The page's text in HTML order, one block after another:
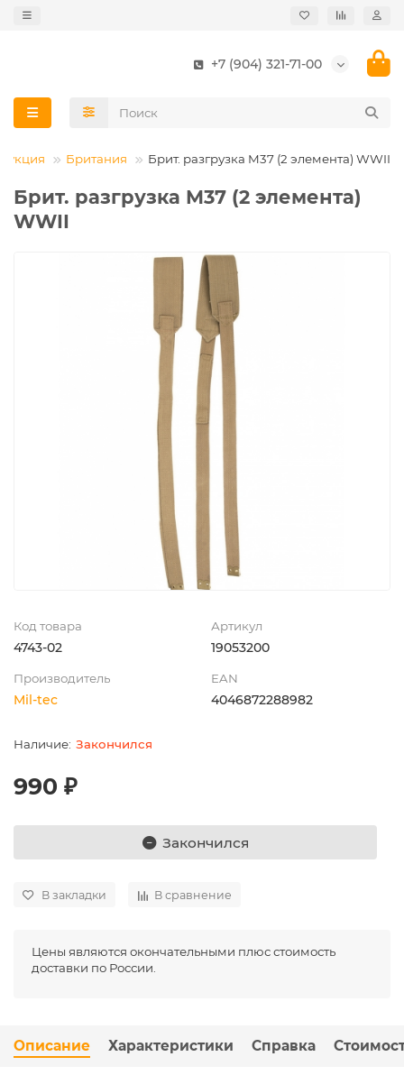
+7 (904) 321-71-00
Британия Брит. разгрузка M37 (2 элемента) WWII
Брит. разгрузка M37 (2 элемента)
WWII
Код товара
4743-02
Артикул
19053200
Производитель
Mil-tec
EAN
4046872288982
Закончился
990 ₽
Закончился
В закладки В сравнение
Цены являются окончательными плюс стоимость
доставки по России.
Описание Характеристики Справка